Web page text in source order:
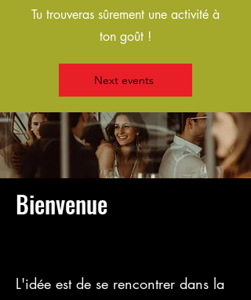
Tu trouveras sûrement une activité à
ton goût !
Next events
Bienvenue
L'idée est de se rencontrer dans la